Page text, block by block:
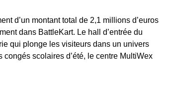
d’un montant total de 2,1 millions d’euros
dans BattleKart. Le hall d’entrée du
qui plonge les visiteurs dans un univers
scolaires d’été, le centre MultiWex